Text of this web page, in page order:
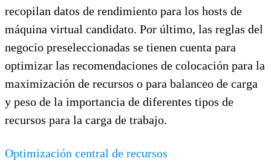
recopilan datos de rendimiento para los hosts de
máquina virtual candidato. Por último, las reglas del
negocio preseleccionadas se tienen cuenta para
optimizar las recomendaciones de colocación para la
maximización de recursos o para balanceo de carga
y peso de la importancia de diferentes tipos de
recursos para la carga de trabajo.
Optimización central de recursos